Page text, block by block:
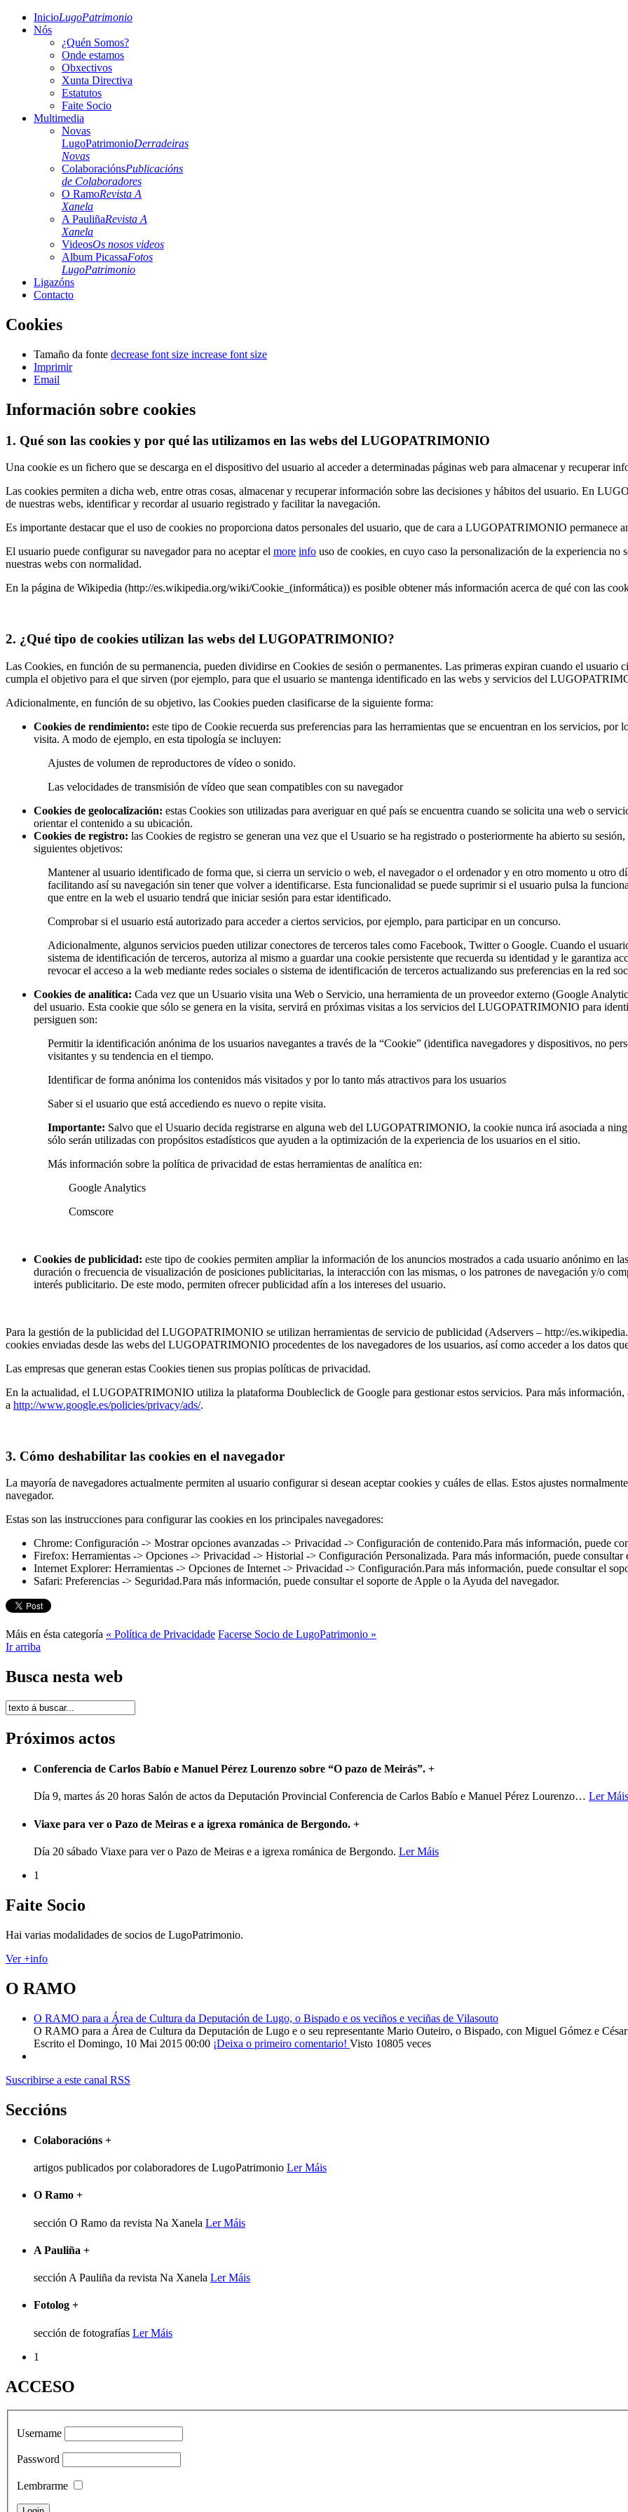
InicioLugoPatrimonio
Nós
¿Quén Somos?
Onde estamos
Obxectivos
Xunta Directiva
Estatutos
Faite Socio
Multimedia
Novas
LugoPatrimonioDerradeiras
Novas
ColaboraciónsPublicacións
de Colaboradores
O RamoRevista A
Xanela
A PauliñaRevista A
Xanela
VideosOs nosos videos
Album PicassaFotos
LugoPatrimonio
Ligazóns
Contacto
Cookies
Tamaño da fonte decrease font size increase font size
Imprimir
Email
Información sobre cookies
1. Qué son las cookies y por qué las utilizamos en las webs del LUGOPATRIMONIO
Una cookie es un fichero que se descarga en el dispositivo del usuario al acceder a determinadas páginas web para almacenar y recuperar
Las cookies permiten a dicha web, entre otras cosas, almacenar y recuperar información sobre las decisiones y hábitos del usuario. En
de nuestras webs, identificar y recordar al usuario registrado y facilitar la navegación.
Es importante destacar que el uso de cookies no proporciona datos personales del usuario, que de cara a LUGOPATRIMONIO permanece
El usuario puede configurar su navegador para no aceptar el more info uso de cookies, en cuyo caso la personalización de la experiencia
nuestras webs con normalidad.
En la página de Wikipedia (http://es.wikipedia.org/wiki/Cookie_(informática)) es posible obtener más información acerca de qué con las
2. ¿Qué tipo de cookies utilizan las webs del LUGOPATRIMONIO?
Las Cookies, en función de su permanencia, pueden dividirse en Cookies de sesión o permanentes. Las primeras expiran cuando el usuario
cumpla el objetivo para el que sirven (por ejemplo, para que el usuario se mantenga identificado en las webs y servicios del
Adicionalmente, en función de su objetivo, las Cookies pueden clasificarse de la siguiente forma:
Cookies de rendimiento: este tipo de Cookie recuerda sus preferencias para las herramientas que se encuentran en los servicios,
visita. A modo de ejemplo, en esta tipología se incluyen:
Ajustes de volumen de reproductores de vídeo o sonido.
Las velocidades de transmisión de vídeo que sean compatibles con su navegador
Cookies de geolocalización: estas Cookies son utilizadas para averiguar en qué país se encuentra cuando se solicita una web o
orientar el contenido a su ubicación.
Cookies de registro: las Cookies de registro se generan una vez que el Usuario se ha registrado o posteriormente ha abierto su
siguientes objetivos:
Mantener al usuario identificado de forma que, si cierra un servicio o web, el navegador o el ordenador y en otro momento u otro
facilitando así su navegación sin tener que volver a identificarse. Esta funcionalidad se puede suprimir si el usuario pulsa la
que entre en la web el usuario tendrá que iniciar sesión para estar identificado.
Comprobar si el usuario está autorizado para acceder a ciertos servicios, por ejemplo, para participar en un concurso.
Adicionalmente, algunos servicios pueden utilizar conectores de terceros tales como Facebook, Twitter o Google. Cuando el
sistema de identificación de terceros, autoriza al mismo a guardar una cookie persistente que recuerda su identidad y le garantiza
revocar el acceso a la web mediante redes sociales o sistema de identificación de terceros actualizando sus preferencias en la red
Cookies de analítica: Cada vez que un Usuario visita una Web o Servicio, una herramienta de un proveedor externo (Google
del usuario. Esta cookie que sólo se genera en la visita, servirá en próximas visitas a los servicios del LUGOPATRIMONIO para
persiguen son:
Permitir la identificación anónima de los usuarios navegantes a través de la “Cookie” (identifica navegadores y dispositivos, no
visitantes y su tendencia en el tiempo.
Identificar de forma anónima los contenidos más visitados y por lo tanto más atractivos para los usuarios
Saber si el usuario que está accediendo es nuevo o repite visita.
Importante: Salvo que el Usuario decida registrarse en alguna web del LUGOPATRIMONIO, la cookie nunca irá asociada a
sólo serán utilizadas con propósitos estadísticos que ayuden a la optimización de la experiencia de los usuarios en el sitio.
Más información sobre la política de privacidad de estas herramientas de analítica en:
Google Analytics
Comscore
Cookies de publicidad: este tipo de cookies permiten ampliar la información de los anuncios mostrados a cada usuario anónimo
duración o frecuencia de visualización de posiciones publicitarias, la interacción con las mismas, o los patrones de navegación y/o
interés publicitario. De este modo, permiten ofrecer publicidad afín a los intereses del usuario.
Para la gestión de la publicidad del LUGOPATRIMONIO se utilizan herramientas de servicio de publicidad (Adservers – http://
cookies enviadas desde las webs del LUGOPATRIMONIO procedentes de los navegadores de los usuarios, así como acceder a los datos
Las empresas que generan estas Cookies tienen sus propias políticas de privacidad.
En la actualidad, el LUGOPATRIMONIO utiliza la plataforma Doubleclick de Google para gestionar estos servicios. Para más
a http://www.google.es/policies/privacy/ads/.
3. Cómo deshabilitar las cookies en el navegador
La mayoría de navegadores actualmente permiten al usuario configurar si desean aceptar cookies y cuáles de ellas. Estos ajustes
navegador.
Estas son las instrucciones para configurar las cookies en los principales navegadores:
Chrome: Configuración -> Mostrar opciones avanzadas -> Privacidad -> Configuración de contenido.Para más información, puede
Firefox: Herramientas -> Opciones -> Privacidad -> Historial -> Configuración Personalizada. Para más información, puede
Internet Explorer: Herramientas -> Opciones de Internet -> Privacidad -> Configuración.Para más información, puede consultar el
Safari: Preferencias -> Seguridad.Para más información, puede consultar el soporte de Apple o la Ayuda del navegador.
Máis en ésta categoría « Política de Privacidade Facerse Socio de LugoPatrimonio »
Ir arriba
Busca nesta web
Próximos actos
Conferencia de Carlos Babío e Manuel Pérez Lourenzo sobre “O pazo de Meirás”. +
Día 9, martes ás 20 horas Salón de actos da Deputación Provincial Conferencia de Carlos Babío e Manuel Pérez Lourenzo… Ler Máis
Viaxe para ver o Pazo de Meiras e a igrexa románica de Bergondo. +
Día 20 sábado Viaxe para ver o Pazo de Meiras e a igrexa románica de Bergondo. Ler Máis
1
Faite Socio
Hai varias modalidades de socios de LugoPatrimonio.
Ver +info
O RAMO
O RAMO para a Área de Cultura da Deputación de Lugo, o Bispado e os veciños e veciñas de Vilasouto
O RAMO para a Área de Cultura da Deputación de Lugo e o seu representante Mario Outeiro, o Bispado, con Miguel Gómez e
Escrito el Domingo, 10 Mai 2015 00:00 ¡Deixa o primeiro comentario! Visto 10805 veces
Suscribirse a este canal RSS
Seccións
Colaboracións +
artigos publicados por colaboradores de LugoPatrimonio Ler Máis
O Ramo +
sección O Ramo da revista Na Xanela Ler Máis
A Pauliña +
sección A Pauliña da revista Na Xanela Ler Máis
Fotolog +
sección de fotografías Ler Máis
1
ACCESO
Username
Password
Lembrarme